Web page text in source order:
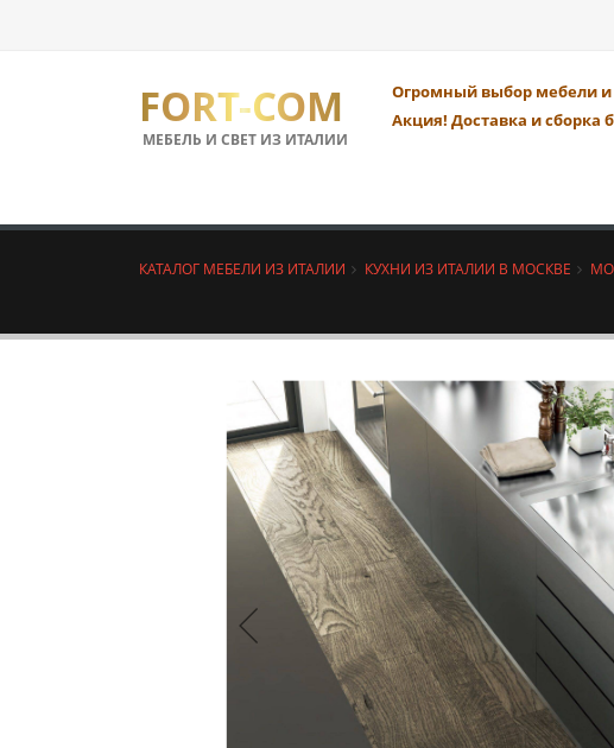
FORT-COM
МЕБЕЛЬ И СВЕТ ИЗ ИТАЛИИ
Огромный выбор мебели и
Акция! Доставка и сборка
КАТАЛОГ МЕБЕЛИ ИЗ ИТАЛИИ КУХНИ ИЗ ИТАЛИИ В МОСКВЕ